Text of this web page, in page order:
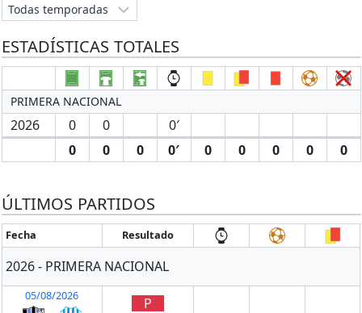
ESTADÍSTICAS TOTALES
PRIMERA NACIONAL
2026 0 0
0′
0
0 0 0′ 0 0 0 0 0
ÚLTIMOS PARTIDOS
Fecha Resultado
2026 - PRIMERA NACIONAL
05/08/2026 P